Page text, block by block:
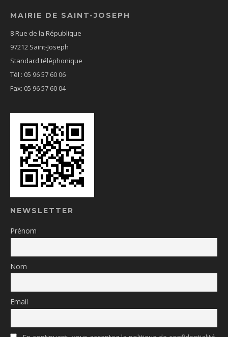
MAIRIE DE SAINT-JOSEPH
8 Rue de la République
97212 Saint-Joseph
Standard téléphonique
Tél : 05 96 57 60 06
Fax: 05 96 57 60 04
NEWSLETTER
Prénom
Nom
Email